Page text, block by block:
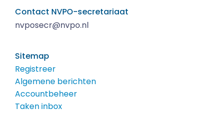
Contact NVPO-secretariaat
nvposecr@nvpo.nl
Sitemap
Registreer
Algemene berichten
Accountbeheer
Taken inbox